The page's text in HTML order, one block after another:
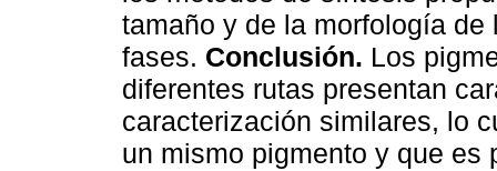
tamaño y de la morfología
fases. Conclusión. Los
diferentes rutas presentan
caracterización similares, lo
un mismo pigmento y que